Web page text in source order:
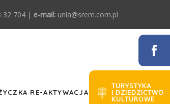
32 704 | e-mail: unia@srem.com.pl
RE-AKTYWACJA
TURYSTYKA
I DZIEDZICTWO
KULTUROWE